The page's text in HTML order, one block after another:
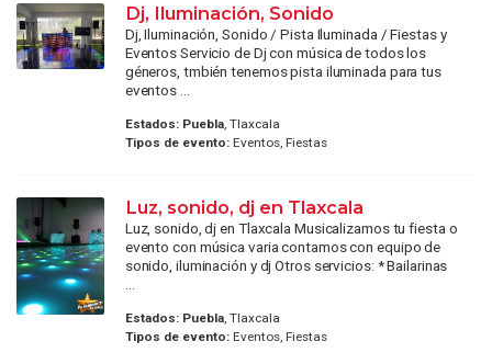
Dj, Iluminación, Sonido
Dj, Iluminación, Sonido / Pista Iluminada / Fiestas y
Eventos Servicio de Dj con música de todos los
géneros, tmbién tenemos pista iluminada para tus
eventos ...
Estados: Puebla, Tlaxcala
Tipos de evento:Eventos, Fiestas
Luz, sonido, dj en Tlaxcala
Luz, sonido, dj en Tlaxcala Musicalizamos tu fiesta o
evento con música varia contamos con equipo de
sonido, iluminación y dj Otros servicios: * Bailarinas
Estados: Puebla, Tlaxcala
Tipos de evento:Eventos, Fiestas